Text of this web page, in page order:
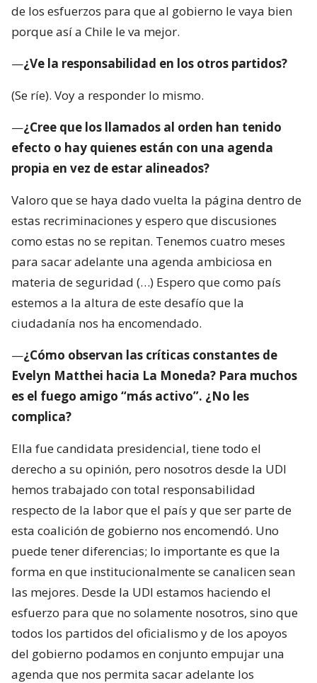
de los esfuerzos para que al gobierno le vaya bien
porque así a Chile le va mejor.
—¿Ve la responsabilidad en los otros partidos?
(Se ríe). Voy a responder lo mismo.
—¿Cree que los llamados al orden han tenido
efecto o hay quienes están con una agenda
propia en vez de estar alineados?
Valoro que se haya dado vuelta la página dentro de
estas recriminaciones y espero que discusiones
como estas no se repitan. Tenemos cuatro meses
para sacar adelante una agenda ambiciosa en
materia de seguridad (…) Espero que como país
estemos a la altura de este desafío que la
ciudadanía nos ha encomendado.
—¿Cómo observan las críticas constantes de
Evelyn Matthei hacia La Moneda? Para muchos
es el fuego amigo “más activo”. ¿No les
complica?
Ella fue candidata presidencial, tiene todo el
derecho a su opinión, pero nosotros desde la UDI
hemos trabajado con total responsabilidad
respecto de la labor que el país y que ser parte de
esta coalición de gobierno nos encomendó. Uno
puede tener diferencias; lo importante es que la
forma en que institucionalmente se canalicen sean
las mejores. Desde la UDI estamos haciendo el
esfuerzo para que no solamente nosotros, sino que
todos los partidos del oficialismo y de los apoyos
del gobierno podamos en conjunto empujar una
agenda que nos permita sacar adelante los